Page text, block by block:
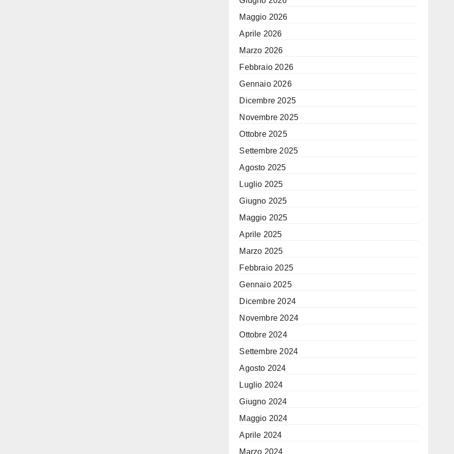
Maggio 2026
Aprile 2026
Marzo 2026
Febbraio 2026
Gennaio 2026
Dicembre 2025
Novembre 2025
Ottobre 2025
Settembre 2025
Agosto 2025
Luglio 2025
Giugno 2025
Maggio 2025
Aprile 2025
Marzo 2025
Febbraio 2025
Gennaio 2025
Dicembre 2024
Novembre 2024
Ottobre 2024
Settembre 2024
Agosto 2024
Luglio 2024
Giugno 2024
Maggio 2024
Aprile 2024
Marzo 2024